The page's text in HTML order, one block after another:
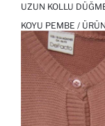
UZUN KOLLU
KOYU PEMBE /